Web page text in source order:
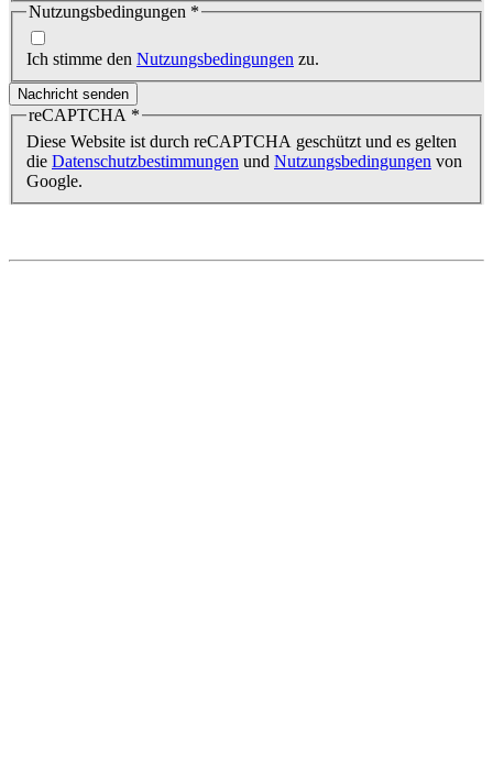
Nutzungsbedingungen *
Ich stimme den Nutzungsbedingungen zu.
Nachricht senden
reCAPTCHA *
Diese Website ist durch reCAPTCHA geschützt und es gelten
die Datenschutzbestimmungen und Nutzungsbedingungen von
Google.